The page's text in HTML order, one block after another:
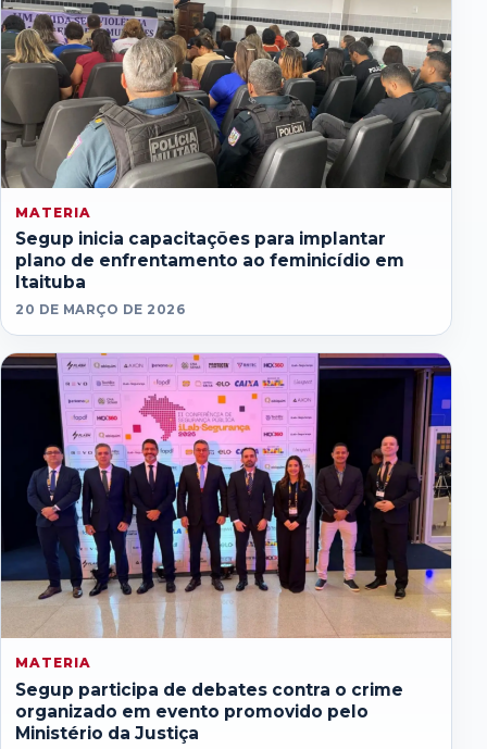
MATERIA
Segup inicia capacitações para implantar
plano de enfrentamento ao feminicídio em
Itaituba
20 DE MARÇO DE 2026
MATERIA
Segup participa de debates contra o crime
organizado em evento promovido pelo
Ministério da Justiça